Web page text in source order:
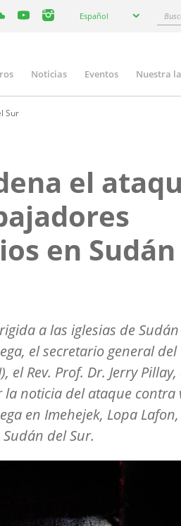
your
Español
Busca
Noticias Eventos Nuestra
Sur
el
en
a las iglesias de
el secretario general del
el Rev. Prof. Dr. Jerry
noticia del ataque contra
en Imehejek, Lopa
del Sur.